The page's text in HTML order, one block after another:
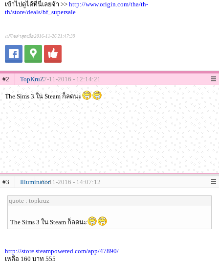
เข้าไปดูได้ที่นี่เลยจ้า >> http://www.origin.com/tha/th-
th/store/deals/bf_supersale
แก้ไขล่าสุดเมื่อ 2016-11-26 21:47:39
#2 TopKruZ27-11-2016 - 12:14:21
The Sims 3 ใน Steam ก็ลดนะ
#3 Illuminator27-11-2016 - 14:07:12
quote : topkruz
The Sims 3 ใน Steam ก็ลดนะ
http://store.steampowered.com/app/47890/
เหลือ 160 บาท 555